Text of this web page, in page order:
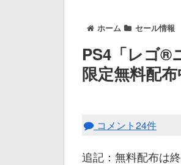
ホーム セール情報
PS4「レゴ®
限定無料配布
コメント24件
追記：無料配布は